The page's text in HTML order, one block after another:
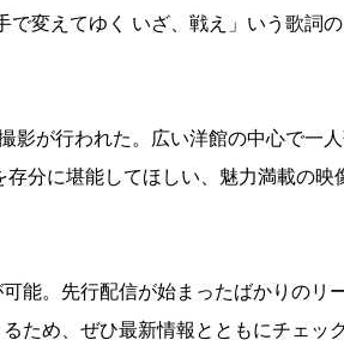
変えてゆく いざ、戦え」いう歌詞
影が行われた。広い洋館の中心で一
分に堪能してほしい、魅力満載の映
能。先行配信が始まったばかりのリ
ため、ぜひ最新情報とともにチェッ